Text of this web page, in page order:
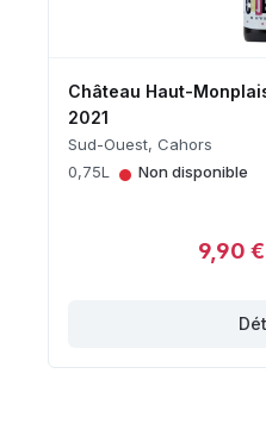
Château Haut-
2021
Sud-Ouest, Cahors
0,75L
• Non disponible
9,90 €